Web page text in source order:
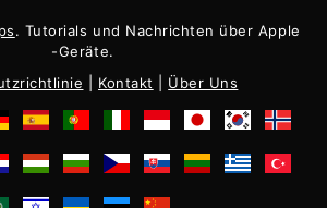
. Tutorials und Nachrichten über Apple
-Geräte.
Kontakt Über Uns